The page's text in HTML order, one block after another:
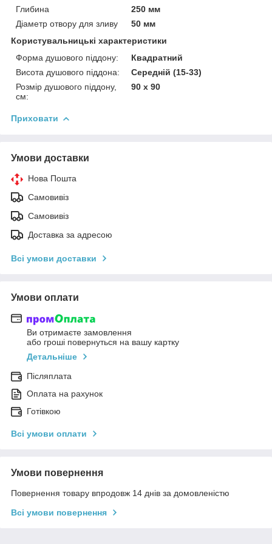
Глибина
250 мм
Діаметр отвору для зливу
50 мм
Користувальницькі характеристики
Форма душового піддону:
Квадратний
Висота душового піддона:
Середній (15-33)
Розмір душового піддону,
см:
90 х 90
Приховати
Умови доставки
Нова Пошта
Самовивіз
Самовивіз
Доставка за адресою
Всі умови доставки
Умови оплати
Ви отримаєте замовлення
або гроші повернуться на вашу картку
Детальніше
Післяплата
Оплата на рахунок
Готівкою
Всі умови оплати
Умови повернення
Повернення товару впродовж 14 днів за домовленістю
Всі умови повернення